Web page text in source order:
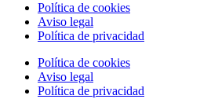
Política de cookies
Aviso legal
Política de privacidad
Política de cookies
Aviso legal
Política de privacidad